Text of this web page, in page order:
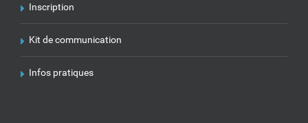
Inscription
Kit de communication
Infos pratiques